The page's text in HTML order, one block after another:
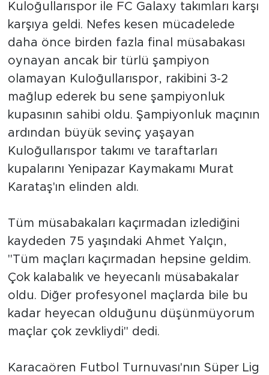
Kuloğullarıspor ile FC Galaxy takımları karşı
karşıya geldi. Nefes kesen mücadelede
daha önce birden fazla final müsabakası
oynayan ancak bir türlü şampiyon
olamayan Kuloğullarıspor, rakibini 3-2
mağlup ederek bu sene şampiyonluk
kupasının sahibi oldu. Şampiyonluk maçının
ardından büyük sevinç yaşayan
Kuloğullarıspor takımı ve taraftarları
kupalarını Yenipazar Kaymakamı Murat
Karataş'ın elinden aldı.
Tüm müsabakaları kaçırmadan izlediğini
kaydeden 75 yaşındaki Ahmet Yalçın,
"Tüm maçları kaçırmadan hepsine geldim.
Çok kalabalık ve heyecanlı müsabakalar
oldu. Diğer profesyonel maçlarda bile bu
kadar heyecan olduğunu düşünmüyorum
maçlar çok zevkliydi" dedi.
Karacaören Futbol Turnuvası'nın Süper Lig